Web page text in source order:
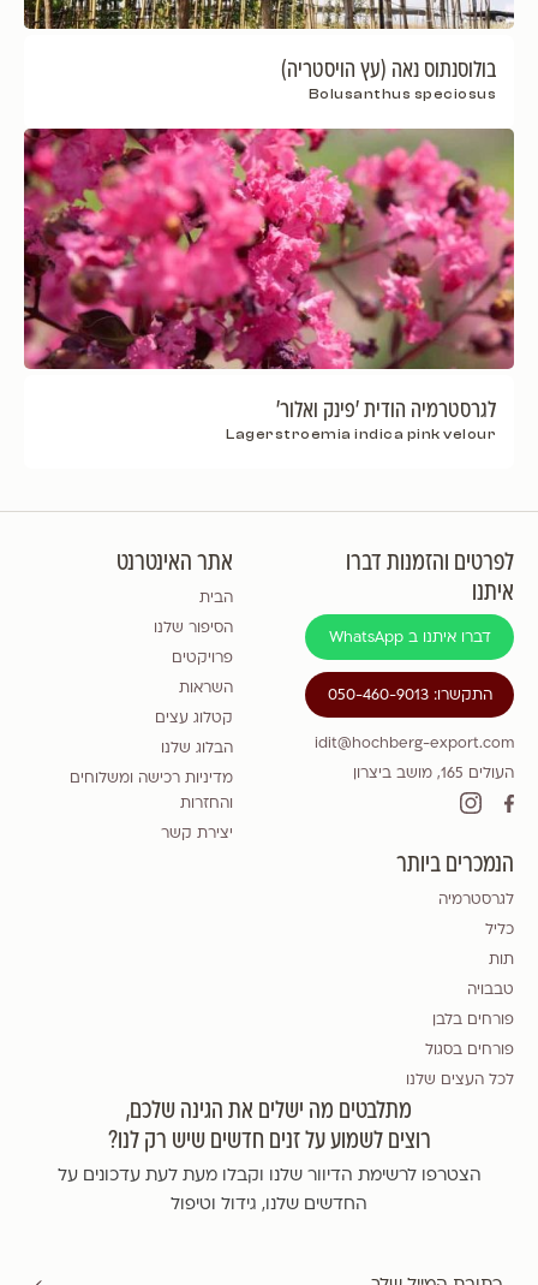
בולוסנתוס נאה (עץ הויסטריה)
Bolusanthus speciosus
לגרסטרמיה הודית 'פינק ואלור'
Lagerstroemia indica pink velour
לפרטים והזמנות דברו
איתנו
דברו איתנו ב WhatsApp
התקשרו: 050-460-9013
idit@hochberg-export.com
העולים 165, מושב ביצרון
אתר האינטרנט
הבית
הסיפור שלנו
פרויקטים
השראות
קטלוג עצים
הבלוג שלנו
מדיניות רכישה ומשלוחים
והחזרות
יצירת קשר
הנמכרים ביותר
לגרסטרמיה
כליל
תות
טבבויה
פורחים בלבן
פורחים בסגול
לכל העצים שלנו
מתלבטים מה ישלים את הגינה שלכם,
רוצים לשמוע על זנים חדשים שיש רק לנו?
הצטרפו לרשימת הדיוור שלנו וקבלו מעת לעת עדכונים על
החדשים שלנו, גידול וטיפול